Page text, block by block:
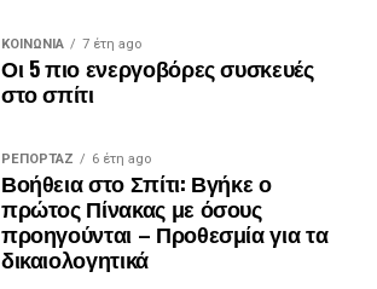
ΚΟΙΝΩΝΙΑ 7 έτη ago
Οι 5 πιο ενεργοβόρες συσκευές
στο σπίτι
ΡΕΠΟΡΤΑΖ 6 έτη ago
Βοήθεια στο Σπίτι: Βγήκε ο
πρώτος Πίνακας με όσους
προηγούνται – Προθεσμία για τα
δικαιολογητικά